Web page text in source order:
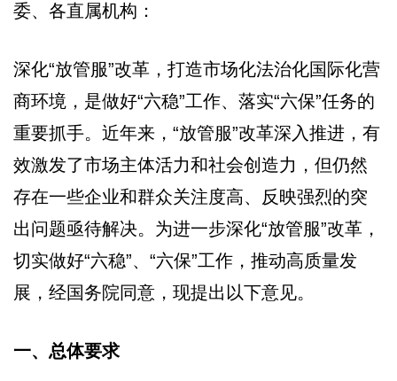
委、各直属机构：
深化“放管服”改革，打造市场化法治化国际化营
商环境，是做好“六稳”工作、落实“六保”任务的
重要抓手。近年来，“放管服”改革深入推进，有
效激发了市场主体活力和社会创造力，但仍然
存在一些企业和群众关注度高、反映强烈的突
出问题亟待解决。为进一步深化“放管服”改革，
切实做好“六稳”、“六保”工作，推动高质量发
展，经国务院同意，现提出以下意见。
一、总体要求